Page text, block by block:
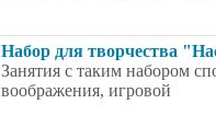
Набор для творчества
Занятия с таким набором
воображения, игровой